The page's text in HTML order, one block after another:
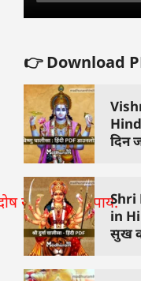
👉 Download
दिन
Shri
in
सुख